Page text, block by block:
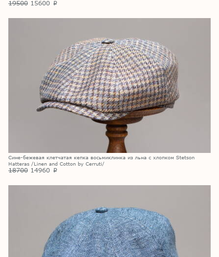
19500 15600 p
Сине-бежевая клетчатая кепка восьмиклинка из льна с хлопком Stetson
Hatteras /Linen and Cotton by Cerruti/
18700 14960 p